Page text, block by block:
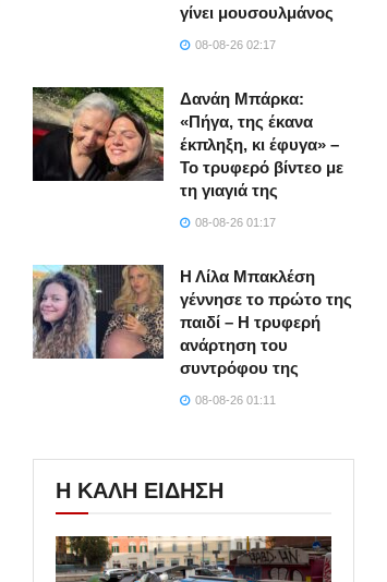
γίνει μουσουλμάνος
08-08-26 02:17
Δανάη Μπάρκα:
«Πήγα, της έκανα
έκπληξη, κι έφυγα» –
Το τρυφερό βίντεο με
τη γιαγιά της
08-08-26 01:17
Η Λίλα Μπακλέση
γέννησε το πρώτο της
παιδί – Η τρυφερή
ανάρτηση του
συντρόφου της
08-08-26 01:11
Η ΚΑΛΗ ΕΙΔΗΣΗ